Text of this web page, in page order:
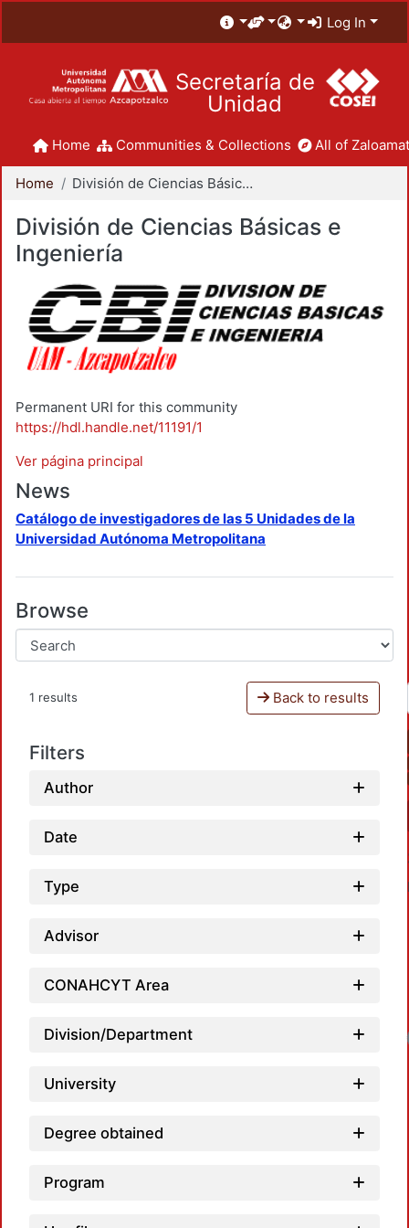
Log In
Secretaría de
Unidad
Home Communities & Collections All of
Home División de Ciencias Básicas e Ingeniería
División de Ciencias Básicas e
Ingeniería
Permanent URI for this community
https://hdl.handle.net/11191/1
Ver página principal
News
Catálogo de investigadores de las 5 Unidades de la
Universidad Autónoma Metropolitana
Browse
1 results Back to results
Filters
Author
Date
Type
Advisor
CONAHCYT Area
Division/Department
University
Degree obtained
Program